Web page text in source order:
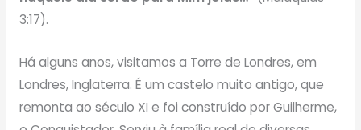
3:17).
Há alguns anos, visitamos a Torre de Londres, em
Londres, Inglaterra. É um castelo muito antigo, que
remonta ao século XI e foi construído por Guilherme,